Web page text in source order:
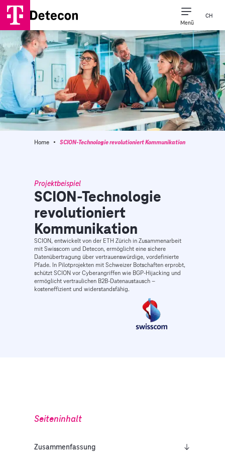
Menü
CH
Home · SCION-Technologie revolutioniert Kommunikation
Projektbeispiel
SCION-Technologie
revolutioniert
Kommunikation
SCION, entwickelt von der ETH Zürich in Zusammenarbeit
mit Swisscom und Detecon, ermöglicht eine sichere
Datenübertragung über vertrauenswürdige, vordefinierte
Pfade. In Pilotprojekten mit Schweizer Botschaften erprobt,
schützt SCION vor Cyberangriffen wie BGP-Hijacking und
ermöglicht vertraulichen B2B-Datenaustausch –
kosteneffizient und widerstandsfähig.
Seiteninhalt
Zusammenfassung